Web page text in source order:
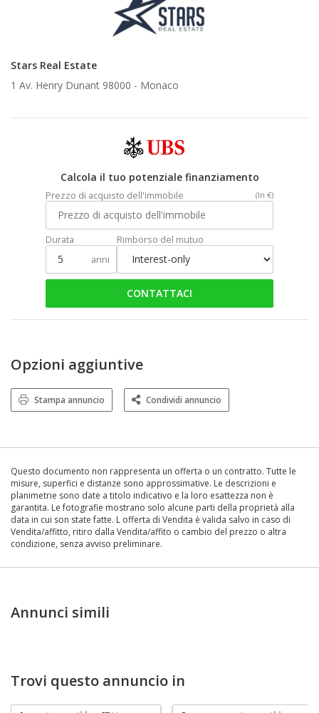
Stars Real Estate
1 Av. Henry Dunant 98000 - Monaco
Calcola il tuo potenziale finanziamento
Prezzo di acquisto dell'immobile (In €)
Durata
anni
Rimborso del mutuo
CONTATTACI
Opzioni aggiuntive
Stampa annuncio Condividi annuncio
Questo documento non rappresenta un offerta o un contratto. Tutte le
misure, superfici e distanze sono approssimative. Le descrizioni e
planimetrie sono date a titolo indicativo e la loro esattezza non è
garantita. Le fotografie mostrano solo alcune parti della proprietà alla
data in cui son state fatte. L offerta di Vendita è valida salvo in caso di
Vendita/affitto, ritiro dalla Vendita/affito o cambio del prezzo o altra
condizione, senza avviso preliminare.
Annunci simili
Trovi questo annuncio in